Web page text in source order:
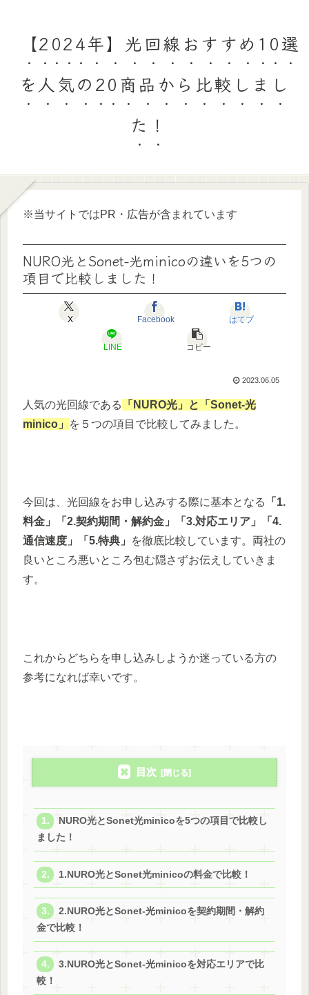
【2024年】光回線おすすめ10選
を人気の20商品から比較しまし
た！
※当サイトではPR・広告が含まれています
NURO光とSonet-光minicoの違いを5つの
項目で比較しました！
X Facebook はてブ
LINE コピー
2023.06.05
人気の光回線である
「NURO光」と「Sonet-光
minico」
を５つの項目で比較してみました。
今回は、光回線をお申し込みする際に基本となる
「1.
料金」「2.契約期間・解約金」「3.対応エリア」「4.
通信速度」「5.特典」
を徹底比較しています。両社の
良いところ悪いところ包む隠さずお伝えしていきま
す。
これからどちらを申し込みしようか迷っている方の
参考になれば幸いです。
目次
NURO光とSonet光minicoを5つの項目で比較し
ました！
1.NURO光とSonet光minicoの料金で比較！
2.NURO光とSonet-光minicoを契約期間・解約
金で比較！
3.NURO光とSonet-光minicoを対応エリアで比
較！